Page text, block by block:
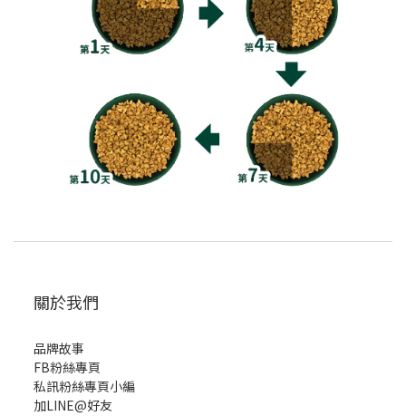
關於我們
品牌故事
FB粉絲專頁
私訊粉絲專頁小編
加LINE@好友